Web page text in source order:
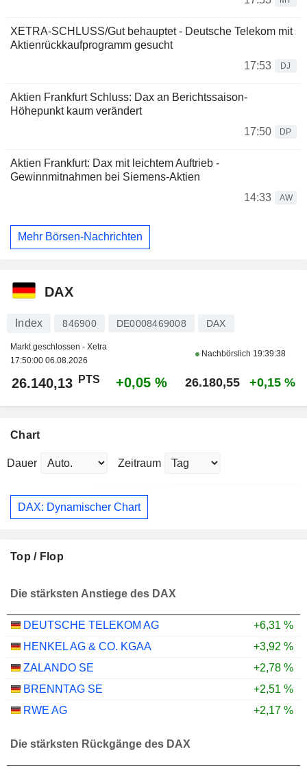
XETRA-SCHLUSS/Gut behauptet - Deutsche Telekom mit
Aktienrückkaufprogramm gesucht
17:53
DJ
Aktien Frankfurt Schluss: Dax an Berichtssaison-
Höhepunkt kaum verändert
17:50
DP
Aktien Frankfurt: Dax mit leichtem Auftrieb -
Gewinnmitnahmen bei Siemens-Aktien
14:33
AW
Mehr Börsen-Nachrichten
DAX
Index 846900 DE0008469008 DAX
Markt geschlossen - Xetra
17:50:00 06.08.2026
Nachbörslich 19:39:38
26.140,13 PTS +0,05 % 26.180,55 +0,15 %
Chart
Dauer Zeitraum
DAX: Dynamischer Chart
Top / Flop
Die stärksten Anstiege des DAX
DEUTSCHE TELEKOM AG
+6,31 %
HENKEL AG & CO. KGAA
+3,92 %
ZALANDO SE
+2,78 %
BRENNTAG SE
+2,51 %
RWE AG
+2,17 %
Die stärksten Rückgänge des DAX